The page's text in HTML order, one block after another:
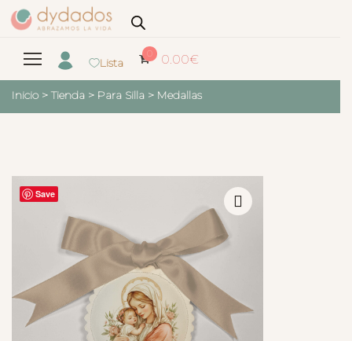
Lista
0 0.00€
Inicio > Tienda > Para Silla > Medallas
Save